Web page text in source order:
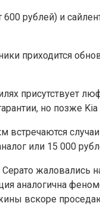
рублей) и
приходится
присутствует
но позже
встречаются
или 15 000
жаловались
аналогична
вскоре